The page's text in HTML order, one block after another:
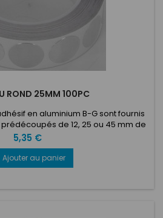
ROND 25MM 100PC
en aluminium B-G sont fournis
de 12, 25 ou 45 mm de
de 100 ou 1000 pièces. Dotés d'un
à base d'acrylique, ces disques
décollés du rouleau et appliqués
quelle zone de votre voiture ou de
Prix
5,35 €
Ajouter au panier